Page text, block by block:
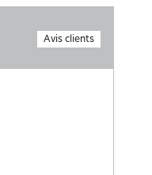
Avis clients